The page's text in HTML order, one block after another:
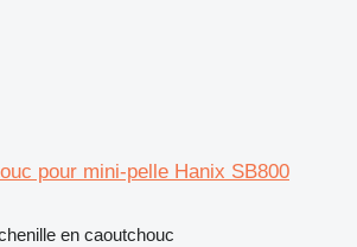
pour mini-pelle Hanix SB800
en caoutchouc